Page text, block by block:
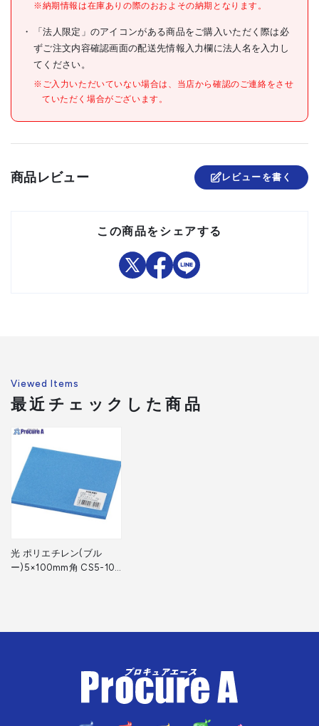
●密度:65kg/[[M3]]
材質/仕上 ●発泡ポリエチレン
セット内容/付属品
※納期情報は在庫ありの際のおおよその納期となります。
「法人限定」のアイコンがある商品をご購入いただく際は必
ずご注文内容確認画面の配送先情報入力欄に法人名を入力し
てください。
※ご入力いただいていない場合は、当店から確認のご連絡をさせ
ていただく場合がございます。
商品レビュー レビューを書く
この商品をシェアする
Viewed Items
最近チェックした商品
光 ポリエチレン(ブル
ー)5×100mm角 CS5-10-